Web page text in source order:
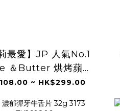
最愛】JP 人氣No.1
＆Butter 烘烤蘋果
油費南雪 4945
~ HK$299.00